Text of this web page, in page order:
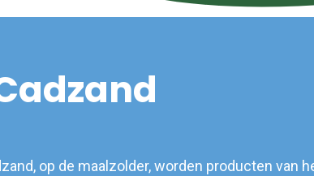
op de maalzolder, worden producten van